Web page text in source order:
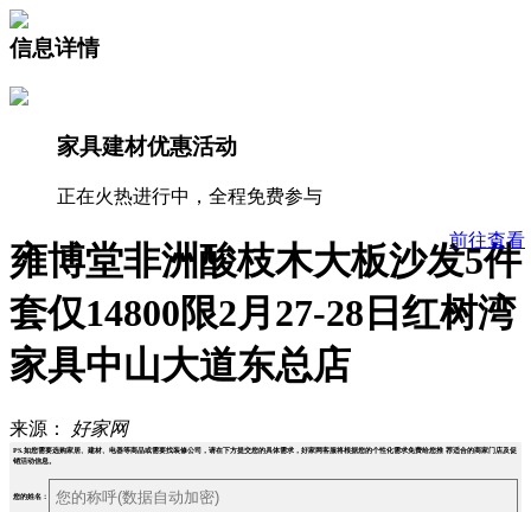
信息详情
家具建材优惠活动
正在火热进行中，全程免费参与
前往查看
雍博堂非洲酸枝木大板沙发5件
套仅14800限2月27-28日红树湾
家具中山大道东总店
来源： 好家网
PS.如您需要选购家居、建材、电器等商品或需要找装修公司，请在下方提交您的具体需求，好家网客服将根据您的个性化需求免费给您推 荐适合的商家门店及促
销活动信息。
您的姓名：